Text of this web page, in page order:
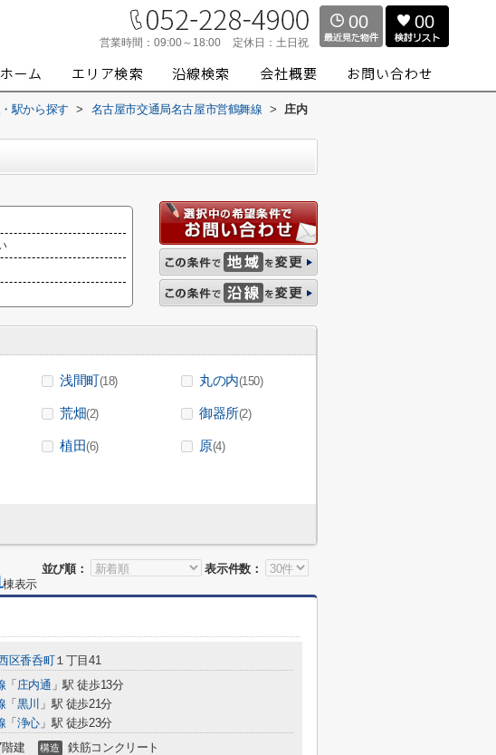
営業時間： 09:00～18:00 定休日： 土日祝
00 00
駅から探す > 名古屋市交通局名古屋市営鶴舞線 >
庄内
浅間町(18) 丸の内(150)
荒畑(2) 御器所(2)
植田(6) 原(4)
並び順： 表示件数：
棟表示
区香呑町１丁目41
「 庄内通 」駅 徒歩13分
「 黒川 」駅 徒歩21分
「 浄心 」駅 徒歩23分
建 構造 鉄筋コンクリート